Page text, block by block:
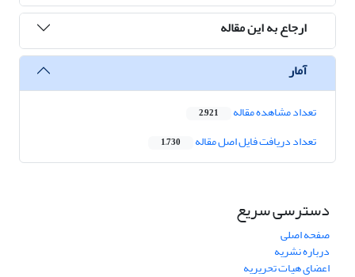
ارجاع به این مقاله
آمار
تعداد مشاهده مقاله 2,921
تعداد دریافت فایل اصل مقاله 1,730
دسترسی سریع
صفحه اصلی
درباره نشریه
اعضای هیات تحریریه